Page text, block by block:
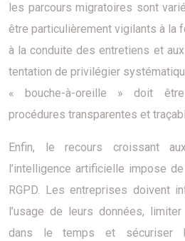
les parcours migratoires sont
être particulièrement vigilants à la
à la conduite des entretiens et
tentation de privilégier
« bouche-à-oreille » doit
procédures transparentes et
Enfin, le recours croissant
l’intelligence artificielle impose
RGPD. Les entreprises doivent
l’usage de leurs données,
dans le temps et sécuriser